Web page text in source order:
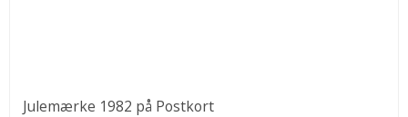
Julemærke 1982 på Postkort